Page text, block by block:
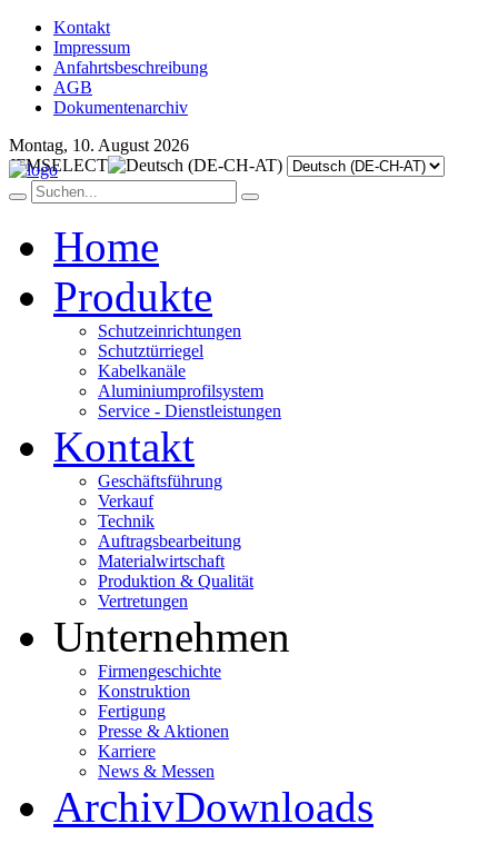
Kontakt
Impressum
Anfahrtsbeschreibung
AGB
Dokumentenarchiv
Montag, 10. August 2026
JFMSELECT
Home
Produkte
Schutzeinrichtungen
Schutztürriegel
Kabelkanäle
Aluminiumprofilsystem
Service - Dienstleistungen
Kontakt
Geschäftsführung
Verkauf
Technik
Auftragsbearbeitung
Materialwirtschaft
Produktion & Qualität
Vertretungen
Unternehmen
Firmengeschichte
Konstruktion
Fertigung
Presse & Aktionen
Karriere
News & Messen
ArchivDownloads